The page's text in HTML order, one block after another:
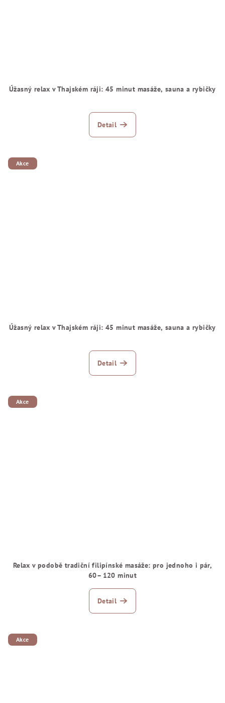
Úžasný relax v Thajském ráji: 45 minut masáže, sauna a rybičky
Detail
Akce
Úžasný relax v Thajském ráji: 45 minut masáže, sauna a rybičky
Detail
Akce
Relax v podobě tradiční filipínské masáže: pro jednoho i pár,
60–⁠⁠⁠⁠⁠⁠120 minut
Detail
Akce